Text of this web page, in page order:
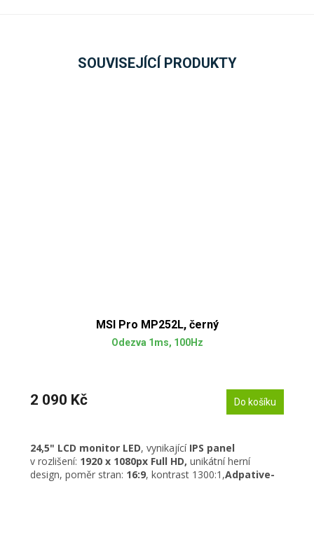
SOUVISEJÍCÍ PRODUKTY
MSI Pro MP252L, černý
Odezva 1ms, 100Hz
2 090 Kč Do košíku
24,5" LCD monitor LED, vynikající IPS panel
v rozlišení: 1920 x 1080px Full HD, unikátní herní
design, poměr stran: 16:9, kontrast 1300:1,Adpative-